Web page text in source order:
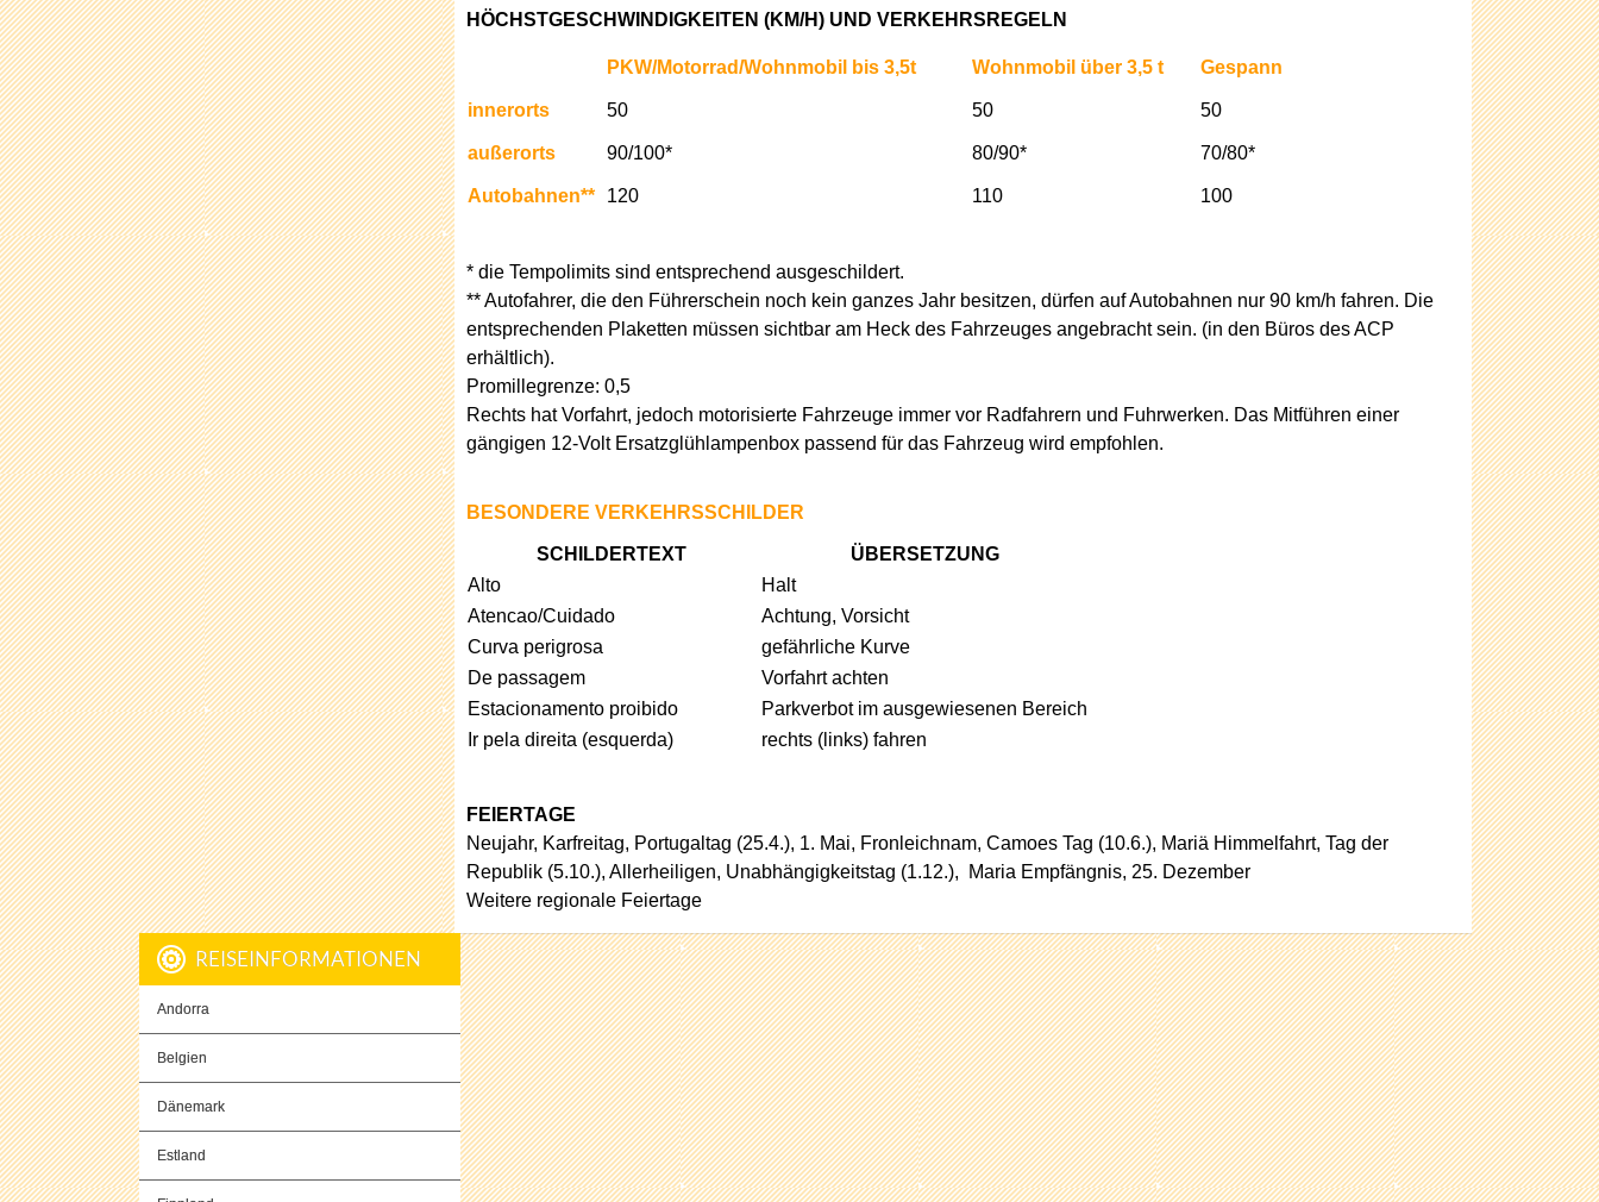
HÖCHSTGESCHWINDIGKEITEN (KM/H) UND VERKEHRSREGELN
PKW/Motorrad/Wohnmobil bis 3,5t Wohnmobil über 3,5 t Gespann
innerorts 50 50 50
außerorts 90/100* 80/90* 70/80*
Autobahnen** 120 110 100
* die Tempolimits sind entsprechend ausgeschildert.
** Autofahrer, die den Führerschein noch kein ganzes Jahr besitzen, dürfen auf Autobahnen nur 90 km/h fahren. Die
entsprechenden Plaketten müssen sichtbar am Heck des Fahrzeuges angebracht sein. (in den Büros des ACP
erhältlich).
Promillegrenze: 0,5
Rechts hat Vorfahrt, jedoch motorisierte Fahrzeuge immer vor Radfahrern und Fuhrwerken. Das Mitführen einer
gängigen 12-Volt Ersatzglühlampenbox passend für das Fahrzeug wird empfohlen.
BESONDERE VERKEHRSSCHILDER
SCHILDERTEXT
ÜBERSETZUNG
Alto
Halt
Atencao/Cuidado
Achtung, Vorsicht
Curva perigrosa
gefährliche Kurve
De passagem
Vorfahrt achten
Estacionamento proibido
Parkverbot im ausgewiesenen Bereich
Ir pela direita (esquerda)
rechts (links) fahren
FEIERTAGE
Neujahr, Karfreitag, Portugaltag (25.4.), 1. Mai, Fronleichnam, Camoes Tag (10.6.), Mariä Himmelfahrt, Tag der
Republik (5.10.), Allerheiligen, Unabhängigkeitstag (1.12.), Maria Empfängnis, 25. Dezember
Weitere regionale Feiertage
REISEINFORMATIONEN
Andorra
Belgien
Dänemark
Estland